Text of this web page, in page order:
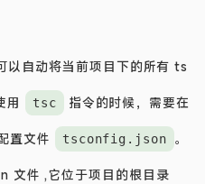
以自动将当前项目下的所有 ts
用 tsc 指令的时候，需要在
置文件 tsconfig.json 。
文件 ,它位于项目的根目录